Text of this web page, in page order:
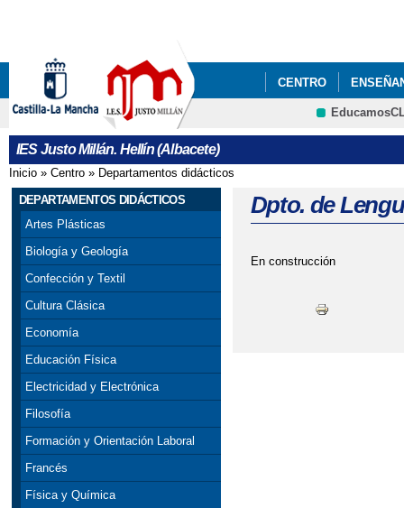
CENTRO
ENLACES
IES Justo Millán. Hellín (Albacete)
Se encuentra usted aquí
Inicio » Centro » Departamentos didácticos
DEPARTAMENTOS DIDÁCTICOS
Artes Plásticas
Biología y Geología
Confección y Textil
Cultura Clásica
Economía
Educación Física
Electricidad y Electrónica
Filosofía
Formación y Orientación Laboral
Francés
Física y Química
Dpto. de
En construcción